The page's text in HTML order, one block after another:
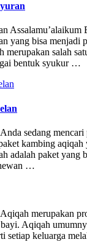
yang bisa
merupakan salah
bentuk syukur …
sedang
kambing
adalah paket yang
…
merupakan
Aqiqah
setiap keluarga